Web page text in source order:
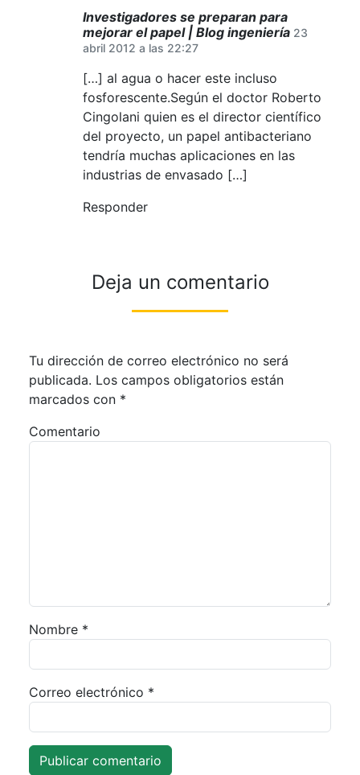
Investigadores se preparan para
mejorar el papel | Blog ingeniería 23
abril 2012 a las 22:27
[…] al agua o hacer este incluso
fosforescente.Según el doctor Roberto
Cingolani quien es el director científico
del proyecto, un papel antibacteriano
tendría muchas aplicaciones en las
industrias de envasado […]
Responder
Deja un comentario
Tu dirección de correo electrónico no será
publicada. Los campos obligatorios están
marcados con *
Comentario
Nombre *
Correo electrónico *